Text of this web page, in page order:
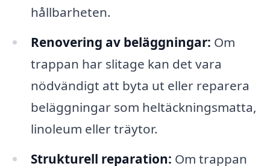
hållbarheten.
Renovering av beläggningar: Om
trappan har slitage kan det vara
nödvändigt att byta ut eller reparera
beläggningar som heltäckningsmatta,
linoleum eller träytor.
Strukturell reparation: Om trappan